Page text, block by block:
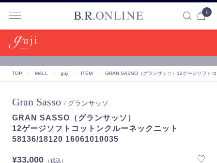
0
TOP ＞ MALL ＞ guji ＞ ITEM ＞ GRAN SASSO（グランサッソ） 12ゲージソフト
Gran Sasso / グランサッソ
GRAN SASSO（グランサッソ）
12ゲージソフトコットンクルーネックニット
58136/18120 16061010035
¥33,000（税込）